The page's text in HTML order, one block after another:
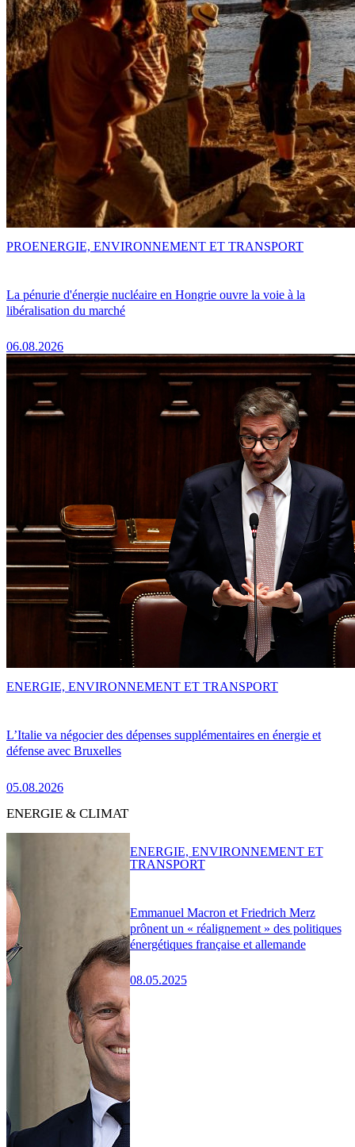
La pénurie d'énergie nucléaire en Hongrie ouvre la voie à la
libéralisation du marché
06.08.2026
PROENERGIE, ENVIRONNEMENT ET TRANSPORT
L’Italie va négocier des dépenses supplémentaires en énergie et
défense avec Bruxelles
05.08.2026
ENERGIE, ENVIRONNEMENT ET TRANSPORT
ENERGIE & CLIMAT
Emmanuel Macron et Friedrich Merz
prônent un « réalignement » des politiques
énergétiques française et allemande
08.05.2025
ENERGIE, ENVIRONNEMENT ET
TRANSPORT